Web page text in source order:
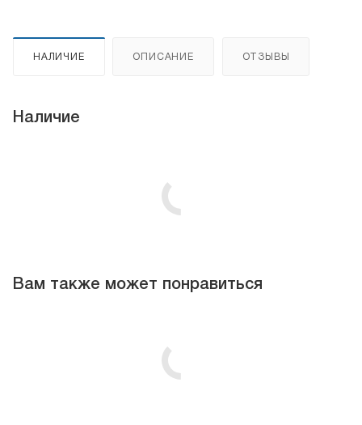
НАЛИЧИЕ ОПИСАНИЕ ОТЗЫВЫ
Наличие
Вам также может понравиться